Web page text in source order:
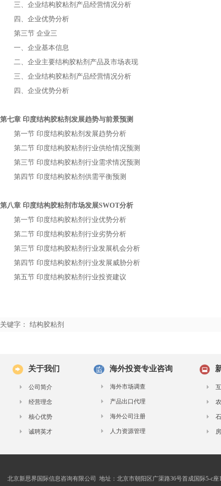
三、企业结构胶粘剂 产品经营情况分析
四、企业优势分析
第三节 企业三
一、企业基本信息
二、企业主要结构胶粘剂 产品及市场表现
三、企业结构胶粘剂 产品经营情况分析
四、企业优势分析
第七章 印度结构胶粘剂 发展趋势与前景预测
第一节 印度结构胶粘剂 发展趋势分析
第二节 印度结构胶粘剂 行业供给情况预测
第三节 印度结构胶粘剂 行业需求情况预测
第四节 印度结构胶粘剂 供需平衡预测
第八章 印度结构胶粘剂 市场发展SWOT分析
第一节 印度结构胶粘剂 行业优势分析
第二节 印度结构胶粘剂 行业劣势分析
第三节 印度结构胶粘剂 行业发展机会分析
第四节 印度结构胶粘剂 行业发展威胁分析
第五节 印度结构胶粘剂 行业投资建议
关键字： 结构胶粘剂
关于我们
公司简介
经营理念
核心优势
诚聘英才
海外投资专业咨询
海外市场调查
产品出口代理
海外公司注册
人力资源管理
北京新思界国际信息咨询有限公司 地址：北京市朝阳区广渠路36号首成国际5-c座